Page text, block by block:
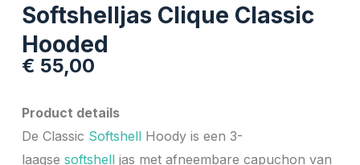
Softshelljas Clique Classic
Hooded
€ 55,00
Product details
De Classic SoftshellHoody is een 3-
laagse softshelljas met afneembare capuchon van